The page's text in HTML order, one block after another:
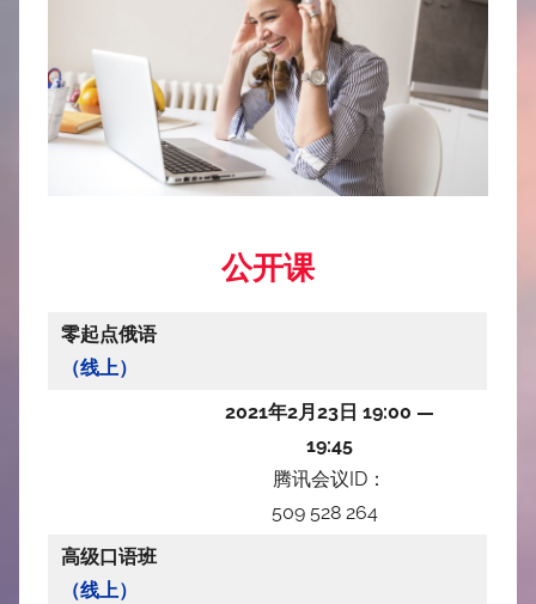
公开课
零起点俄语
（线上）
2021年2月23日 19:00 —
19:45
腾讯会议ID：
509 528 264
高级口语班
（线上）